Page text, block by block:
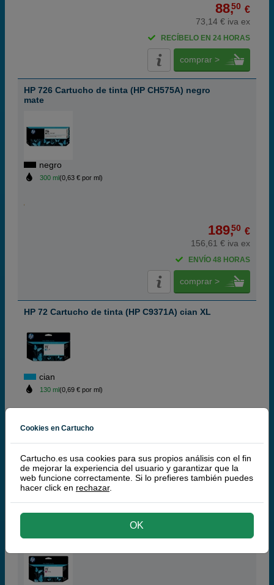
88,50 €
73,14 € iva ex
RECÍBELO EN 24 HORAS
comprar >
HP 726 Cartucho de tinta (HP CH575A) negro
mate
negro
300 ml(0,63 € por ml)
189,50 €
156,61 € iva ex
ENVÍO 48 HORAS
comprar >
HP 72 Cartucho de tinta (HP C9371A) cian XL
cian
130 ml(0,69 € por ml)
89, €
73,97 € iva ex
RECÍBELO EN 24 HORAS
HP 72 Cartucho de tinta (HP C9372A) magenta
Cookies en Cartucho
Cartucho.es usa cookies para sus propios análisis con el fin
de mejorar la experiencia del usuario y garantizar que la
web funcione correctamente. Si lo prefieres también puedes
hacer click en rechazar.
OK